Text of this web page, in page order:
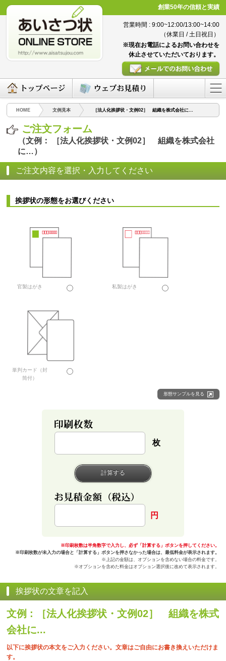
創業50年の信頼と実績
営業時間 : 9:00~12:00/13:00~14:00
（休業日 / 土日祝日）
※現在お電話によるお問い合わせを
休止させていただいております。
HOME 文例見本 ［法人化挨拶状・文例02］ 組織を株式会社に…
ご注文フォーム
（文例： ［法人化挨拶状・文例02］ 組織を株式会社
に…）
ご注文内容を選択・入力してください
挨拶状の形態をお選びください
官製はがき 私製はがき
単判カード（封
筒付）
形態サンプルを見る
枚
円
※印刷枚数は半角数字で入力し、必ず「計算する」ボタンを押してください。
※印刷枚数が未入力の場合と「計算する」ボタンを押さなかった場合は、最低料金が表示されます。
※上記の金額は、オプションを含めない場合の料金です。
※オプションを含めた料金はオプション選択後に改めて表示されます。
挨拶状の文章を記入
文例 : ［法人化挨拶状・文例02］ 組織を株式
会社に...
以下に挨拶状の本文をご入力ください。文章はご自由にお書き換えいただけま
す。